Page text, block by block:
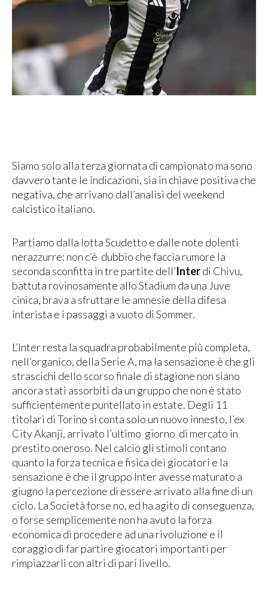
Siamo solo alla terza giornata di campionato ma sono
davvero tante le indicazioni, sia in chiave positiva che
negativa, che arrivano dall’analisi del weekend
calcistico italiano.
Partiamo dalla lotta Scudetto e dalle note dolenti
nerazzurre: non c’è dubbio che faccia rumore la
seconda sconfitta in tre partite dell’Interdi Chivu,
battuta rovinosamente allo Stadium da una Juve
cinica, brava a sfruttare le amnesie della difesa
interista e i passaggi a vuoto di Sommer.
L’Inter resta la squadra probabilmente più completa,
nell’organico, della Serie A, ma la sensazione è che gli
strascichi dello scorso finale di stagione non siano
ancora stati assorbiti da un gruppo che non è stato
sufficientemente puntellato in estate. Degli 11
titolari di Torino si conta solo un nuovo innesto, l’ex
City Akanji, arrivato l’ultimo giorno di mercato in
prestito oneroso. Nel calcio gli stimoli contano
quanto la forza tecnica e fisica dei giocatori e la
sensazione è che il gruppo Inter avesse maturato a
giugno la percezione di essere arrivato alla fine di un
ciclo. La Società forse no, ed ha agito di conseguenza,
o forse semplicemente non ha avuto la forza
economica di procedere ad una rivoluzione e il
coraggio di far partire giocatori importanti per
rimpiazzarli con altri di pari livello.